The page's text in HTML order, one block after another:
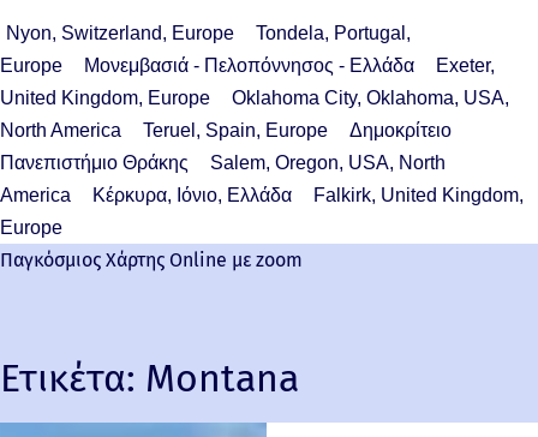
Nyon, Switzerland, Europe
Tondela, Portugal,
Europe
Μονεμβασιά - Πελοπόννησος - Ελλάδα
Exeter,
United Kingdom, Europe
Oklahoma City, Oklahoma, USA,
North America
Teruel, Spain, Europe
Δημοκρίτειο
Πανεπιστήμιο Θράκης
Salem, Oregon, USA, North
America
Κέρκυρα, Ιόνιο, Ελλάδα
Falkirk, United Kingdom,
Europe
Παγκόσμιος Χάρτης Online με zoom
Ετικέτα: Montana